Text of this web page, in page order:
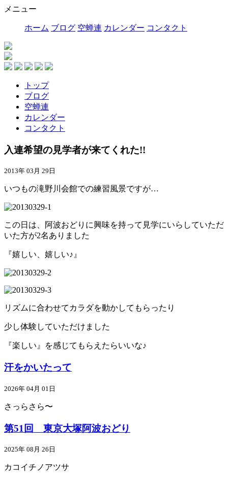
メニュー
ホーム ブログ 空蝉連 カレンダー コンタクト
トップ
ブログ
空蝉連
カレンダー
コンタクト
入連希望の見学者が来てくれた!!
2013年 03月 29日
いつもの滝野川会館での練習風景ですが…
この日は、阿波おどりに興味を持って見学にいらしていただ
いた方が2名ありました
『嬉しい、嬉しい♪』
リズムに合わせてカラダを動かしてもらったり
少し体験していただけました
『楽しい』を感じてもらえたらいいな♪
汗をかいたって
2026年 04月 01日
さっらさら〜
第51回 東京大塚阿波おどり
2025年 08月 26日
カコイチノアツサ